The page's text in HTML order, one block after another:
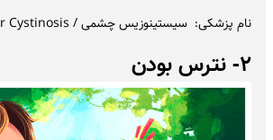
نام پزشکی: سیستینوزیس چشمی / Ocular Cystinosis
۲- نترس بودن